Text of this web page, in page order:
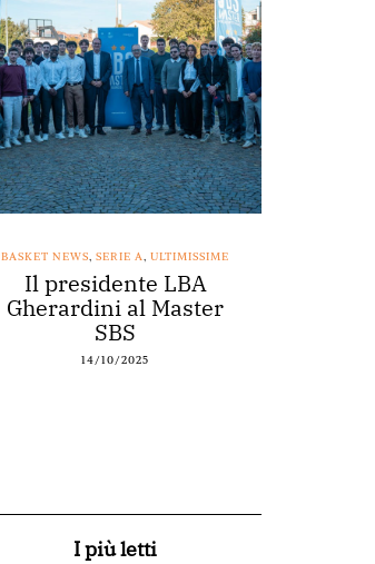
BASKET NEWS,SERIE A,ULTIMISSIME
Il presidente LBA
Gherardini al Master
SBS
14/10/2025
I più letti